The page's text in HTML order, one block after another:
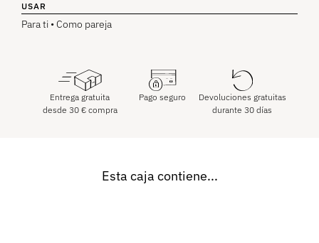
USAR
Para ti • Como pareja
Entrega gratuita
desde 30 €compra
Pago seguro
Devoluciones gratuitas
durante 30 días
Esta caja contiene...